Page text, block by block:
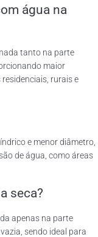
água na
tanto na parte
maior
rurais e
e menor diâmetro,
de água, como áreas
seca?
apenas na parte
sendo ideal para